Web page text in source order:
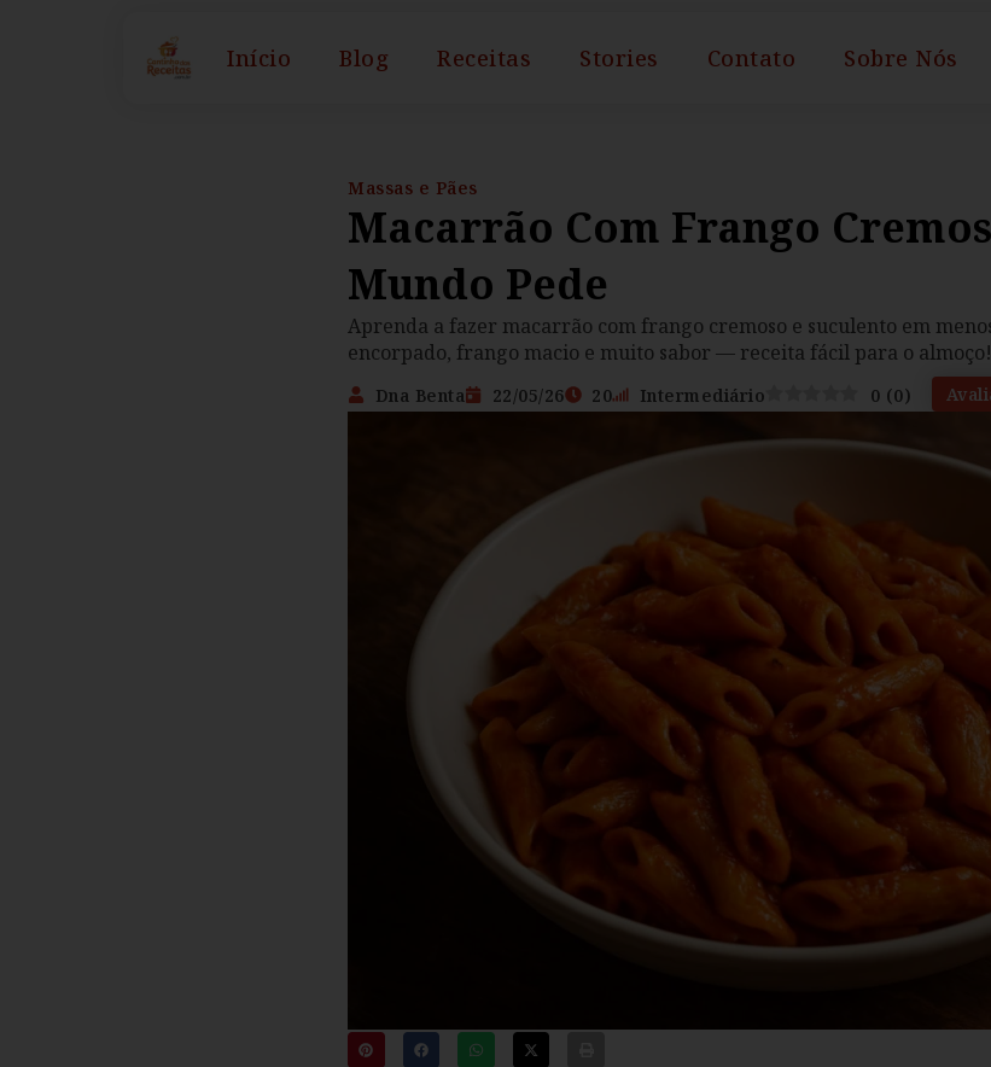
Início Blog Receitas Stories Contato Sobre Nós
Massas e Pães
Macarrão Com Frango
Mundo Pede
Aprenda a fazer macarrão com frango cremoso e suculento em
encorpado, frango macio e muito sabor — receita fácil para o almoço!
Dna Benta 22/05/26 20 Intermediário 0 (0)